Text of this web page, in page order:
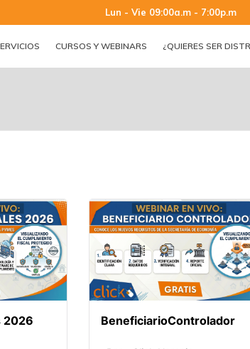
Lun - Vie 09:00a.m - 7:00p.m
CURSOS Y WEBINARS ¿QUIERES SER
2026 BeneficiarioㅤㅤㅤㅤㅤㅤControlador